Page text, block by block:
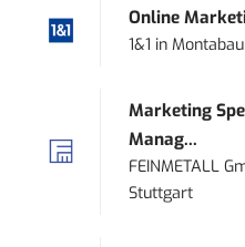
Online
1&1 in
Marketing
Manag...
FEINMETALL
Stuttgart